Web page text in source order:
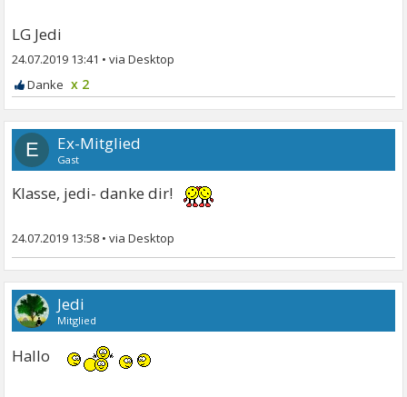
LG Jedi
24.07.2019 13:41 •
x 2
E Ex-Mitglied
Gast
Klasse, jedi- danke dir!
24.07.2019 13:58 •
Jedi
Mitglied
Hallo